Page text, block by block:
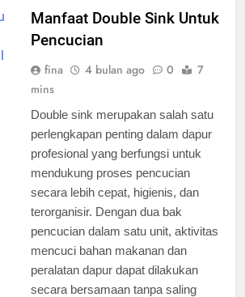
Manfaat Double Sink Untuk
Pencucian
fina 4 bulan ago 0
7
mins
Double sink merupakan salah satu
perlengkapan penting dalam dapur
profesional yang berfungsi untuk
mendukung proses pencucian
secara lebih cepat, higienis, dan
terorganisir. Dengan dua bak
pencucian dalam satu unit, aktivitas
mencuci bahan makanan dan
peralatan dapur dapat dilakukan
secara bersamaan tanpa saling